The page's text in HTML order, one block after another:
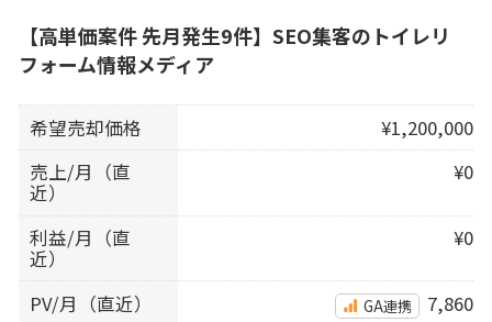
【高単価案件 先月発生9件】SEO集客のトイレリ
フォーム情報メディア
希望売却価格
¥1,200,000
売上/月（直
近）
¥0
利益/月（直
近）
¥0
PV/月（直近） GA連携 7,860